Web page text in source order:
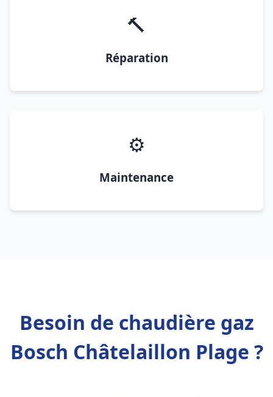
🔨
Réparation
⚙️
Maintenance
Besoin de chaudière gaz
Bosch Châtelaillon Plage ?